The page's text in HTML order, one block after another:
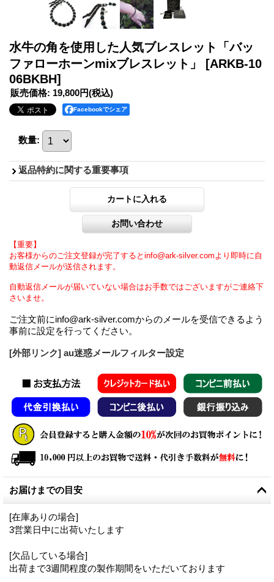
水牛の角を使用した人気ブレスレット「バッ
ファローホーンmixブレスレット」
[ARKB-10
06BKBH]
販売価格: 19,800円(税込)
Facebookでシェア
数量:
返品特約に関する重要事項
【重要】
お客様からのご注文登録が完了するとinfo@ark-silver.comより即時に自
動返信メールが送信されます。
自動返信メールが届いていない場合はお手数ではございますがご連絡下
さいませ。
ご注文前にinfo@ark-silver.comからのメールを受信できるよう
事前に設定を行ってください。
[外部リンク] au迷惑メールフィルター設定
お届けまでの目安
[在庫ありの場合]
3営業日中に出荷いたします
[欠品している場合]
出荷まで3週間程度の製作期間をいただいております